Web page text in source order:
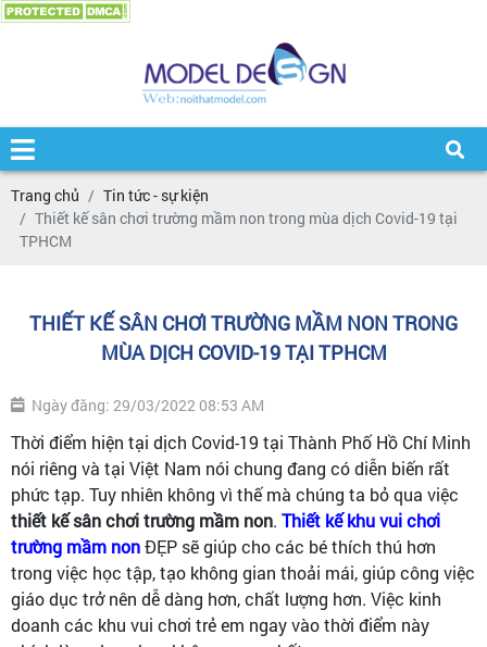
Trang chủ
Tin tức - sự kiện
Thiết kế sân chơi trường mầm non trong mùa dịch Covid-19 tại
TPHCM
THIẾT KẾ SÂN CHƠI TRƯỜNG MẦM NON TRONG
MÙA DỊCH COVID-19 TẠI TPHCM
Ngày đăng: 29/03/2022 08:53 AM
Thời điểm hiện tại dịch Covid-19 tại Thành Phố Hồ Chí Minh
nói riêng và tại Việt Nam nói chung đang có diễn biến rất
phức tạp. Tuy nhiên không vì thế mà chúng ta bỏ qua việc
thiết kế sân chơi trường mầm non. Thiết kế khu vui chơi
trường mầm nonĐẸP sẽ giúp cho các bé thích thú hơn
trong việc học tập, tạo không gian thoải mái, giúp công việc
giáo dục trở nên dễ dàng hơn, chất lượng hơn. Việc kinh
doanh các khu vui chơi trẻ em ngay vào thời điểm này